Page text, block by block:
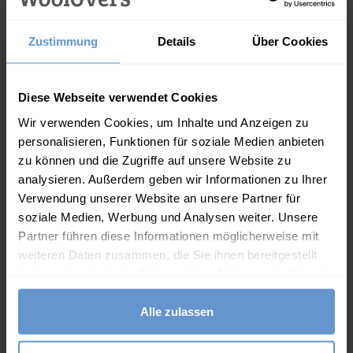
Zustimmung Details Über Cookies
Diese Webseite verwendet Cookies
Wir verwenden Cookies, um Inhalte und Anzeigen zu
personalisieren, Funktionen für soziale Medien anbieten
zu können und die Zugriffe auf unsere Website zu
analysieren. Außerdem geben wir Informationen zu Ihrer
Verwendung unserer Website an unsere Partner für
soziale Medien, Werbung und Analysen weiter. Unsere
Partner führen diese Informationen möglicherweise mit
weiteren Daten zusammen, die Sie ihnen bereitgestellt
gesammelt haben.
Alle zulassen
Einheitsgrösse
Rippbündchen
Nur Handwäsche
Diese Artikel könnten Ihnen auch
gefallen